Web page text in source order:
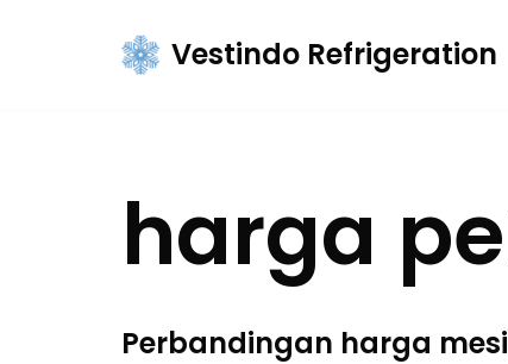
Vestindo Refrigeration
harga
Perbandingan harga